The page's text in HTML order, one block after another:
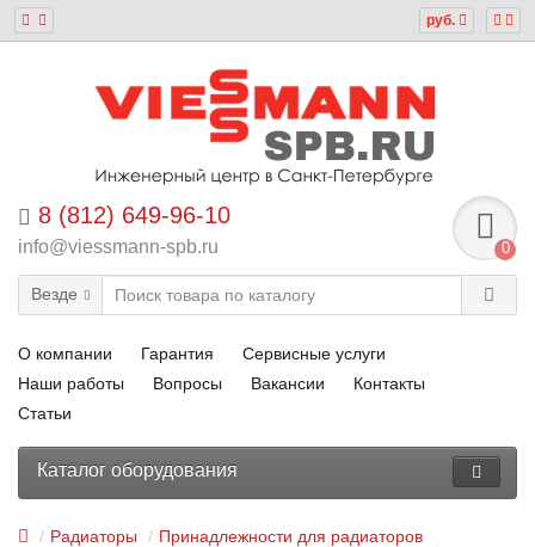
руб.
8 (812) 649-96-10
info@viessmann-spb.ru 0
Везде
О компании Гарантия
Сервисные услуги
Наши работы
Вопросы Вакансии
Контакты
Статьи
Каталог оборудования
Радиаторы
Принадлежности для радиаторов